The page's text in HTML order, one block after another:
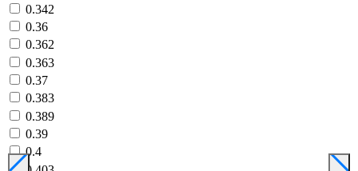
0.342
0.36
0.362
0.363
0.37
0.383
0.389
0.39
0.4